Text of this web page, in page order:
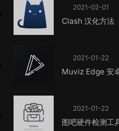
2021-02-01
Clash 汉化方法
2021-01-22
Muviz Edge 安
2021-01-22
图吧硬件检测工